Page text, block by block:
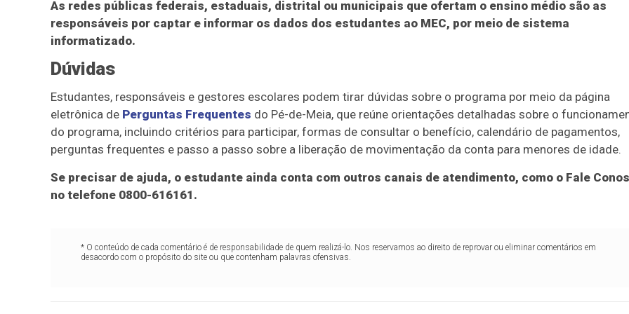
As redes públicas federais, estaduais, distrital ou municipais que ofertam o ensino médio são as
responsáveis por captar e informar os dados dos estudantes ao MEC, por meio de sistema
informatizado.
Dúvidas
Estudantes, responsáveis e gestores escolares podem tirar dúvidas sobre o programa por meio da página
eletrônica de Perguntas Frequentes do Pé-de-Meia, que reúne orientações detalhadas sobre o
do programa, incluindo critérios para participar, formas de consultar o benefício, calendário de pagamentos,
perguntas frequentes e passo a passo sobre a liberação de movimentação da conta para menores de idade.
Se precisar de ajuda, o estudante ainda conta com outros canais de atendimento, como o Fale
no telefone 0800-616161.
* O conteúdo de cada comentário é de responsabilidade de quem realizá-lo. Nos reservamos ao direito de reprovar ou eliminar comentários em
desacordo com o propósito do site ou que contenham palavras ofensivas.